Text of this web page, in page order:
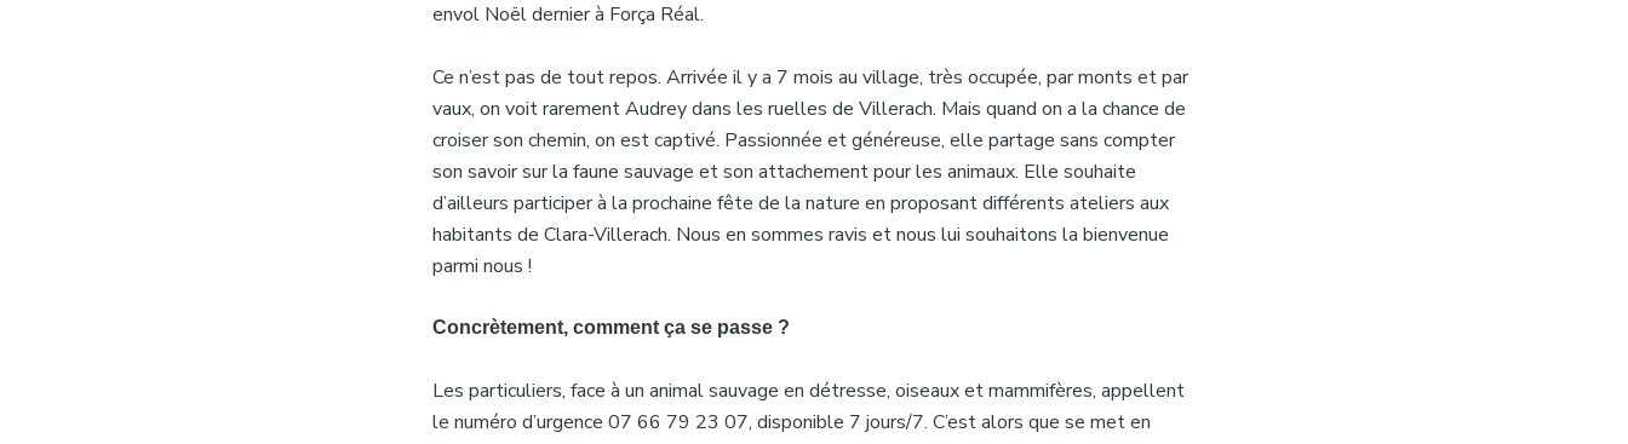
envol Noël dernier à Força Réal.
Ce n’est pas de tout repos. Arrivée il y a 7 mois au village, très occupée, par monts et par
vaux, on voit rarement Audrey dans les ruelles de Villerach. Mais quand on a la chance de
croiser son chemin, on est captivé. Passionnée et généreuse, elle partage sans compter
son savoir sur la faune sauvage et son attachement pour les animaux. Elle souhaite
d’ailleurs participer à la prochaine fête de la nature en proposant différents ateliers aux
habitants de Clara-Villerach. Nous en sommes ravis et nous lui souhaitons la bienvenue
parmi nous !
Concrètement, comment ça se passe ?
Les particuliers, face à un animal sauvage en détresse, oiseaux et mammifères, appellent
le numéro d’urgence 07 66 79 23 07, disponible 7 jours/7. C’est alors que se met en